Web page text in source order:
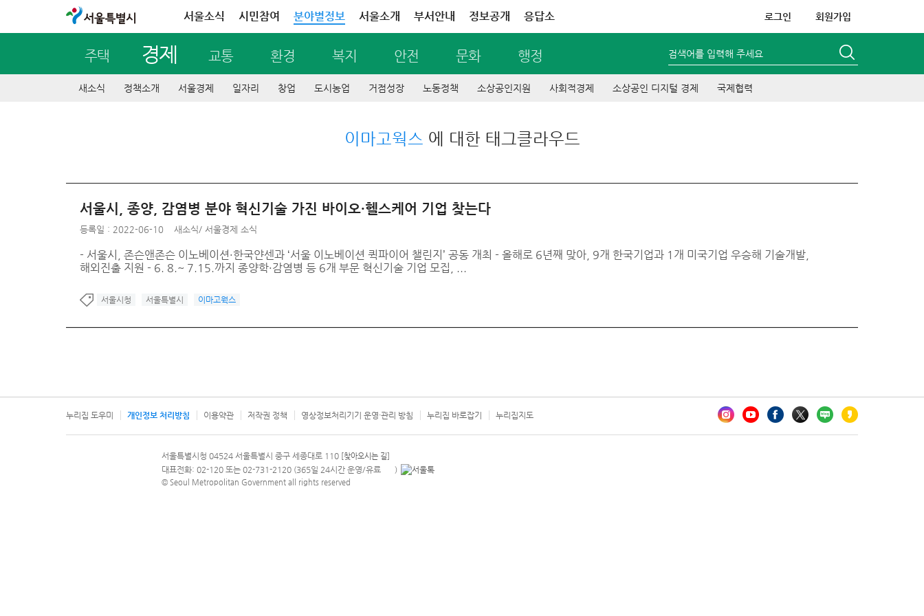
서울특별시 서울소식 시민참여 분야별정보 서울소개 부서안내 정보공개 응답소 로그인 회원가입
주택 경제 교통 환경 복지 안전 문화 행정 검색어를 입력해 주세요
새소식 정책소개 서울경제 일자리 창업 도시농업 거점성장 노동정책 소상공인지원 사회적경제 소상공인 디지털 경제 국제협력
이마고웍스 에 대한 태그클라우드
서울시, 종양, 감염병 분야 혁신기술 가진 바이오·헬스케어 기업 찾는다
등록일 : 2022-06-10 새소식/ 서울경제 소식
- 서울시, 존슨앤존슨 이노베이션·한국얀센과 ‘서울 이노베이션 퀵파이어 챌린지’ 공동 개최 - 올해로 6년째 맞아, 9개 한국기업과 1개 미국기업 우승해 기술개발,
해외진출 지원 - 6. 8.~ 7.15.까지 종양학·감염병 등 6개 부문 혁신기술 기업 모집, ...
서울시청 서울특별시 이마고웍스
누리집 도우미 개인정보 처리방침 이용약관 저작권 정책 영상정보처리기기 운영·관리 방침 누리집 바로잡기 누리집지도
문의 전화번호 120, 120 다산콜재단
서울특별시청 04524 서울특별시 중구 세종대로 110 [찾아오시는 길]
대표전화: 02-120 또는 02-731-2120 (365일 24시간 운영/유료 안내팝업 열기
)
© Seoul Metropolitan Government all rights reserved